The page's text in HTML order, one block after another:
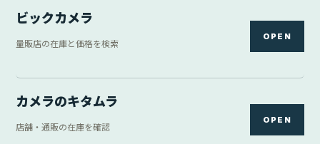
ビックカメラ
量販店の在庫と価格を検索
OPEN
カメラのキタムラ
店舗・通販の在庫を確認
OPEN